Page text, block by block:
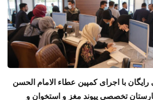
با اجرای کمپین عطاء الامام الحسن
تخصصی پیوند مغز و استخوان و